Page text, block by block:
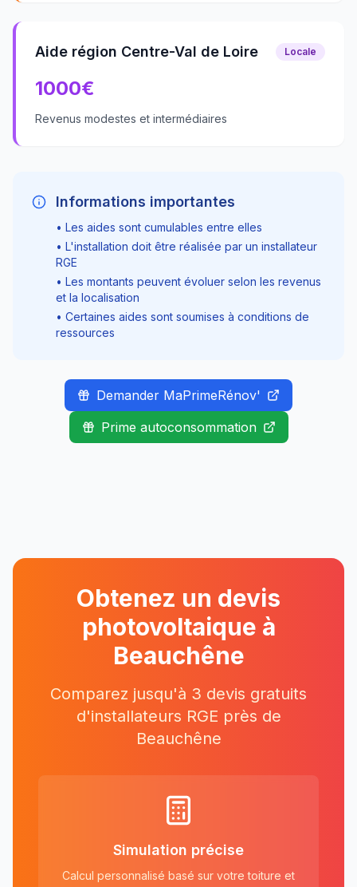
Aide région Centre-Val de Loire Locale
1000€
Revenus modestes et intermédiaires
Informations importantes
• Les aides sont cumulables entre elles
• L'installation doit être réalisée par un installateur
RGE
• Les montants peuvent évoluer selon les revenus
et la localisation
• Certaines aides sont soumises à conditions de
ressources
Demander MaPrimeRénov'
Prime autoconsommation
Obtenez un devis
photovoltaique à
Beauchêne
Comparez jusqu'à 3 devis gratuits
d'installateurs RGE près de
Beauchêne
Simulation précise
Calcul personnalisé basé sur votre toiture et